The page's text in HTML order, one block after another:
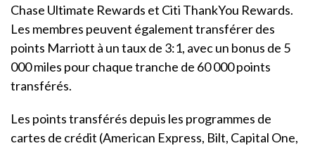
Chase Ultimate Rewards et Citi ThankYou Rewards.
Les membres peuvent également transférer des
points Marriott à un taux de 3:1, avec un bonus de 5
000 miles pour chaque tranche de 60 000 points
transférés.
Les points transférés depuis les programmes de
cartes de crédit (American Express, Bilt, Capital One,